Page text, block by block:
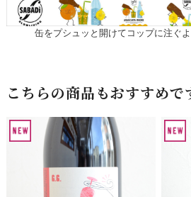
缶をプシュッと開けてコップに注ぐ
こちらの商品もおすすめで